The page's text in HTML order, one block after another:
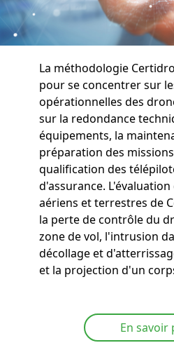
La méthodologie
pour se concentrer sur
opérationnelles des
sur la redondance
équipements, la
préparation des
qualification des
d'assurance.
aériens et terrestres de
la perte de contrôle du
zone de vol, l'intrusion
décollage et
et la projection d'un
En savoir